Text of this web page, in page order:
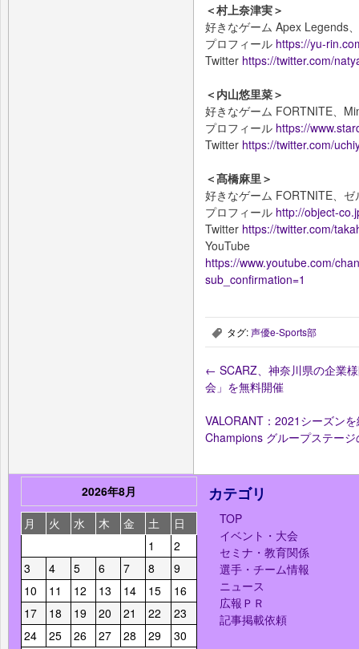
＜村上奈津実＞
好きなゲーム Apex Legends
プロフィール https://yu-
Twitter https://twitter.com/
＜内山悠里菜＞
好きなゲーム FORTNITE、
プロフィール https://
Twitter https://twitter.com/
＜髙橋麻里＞
好きなゲーム FORTNITE、
プロフィール http://object-
Twitter https://twitter.com/
YouTube
https://www.youtube.com/
sub_confirmation=1
, タグ:声優e-Sports部
← SCARZ、神奈川県の企業
会」を無料開催
VALORANT：2021シーズン
Champions グループステー
2026年8月
月
火 水 木 金 土
日
1
2
3
4 5 6 7 8
9
10
11 12 13 14 15
16
17
18 19 20 21 22
23
24
25 26 27 28 29
30
カテゴリ
TOP
イベント・大会
セミナ・教育関係
選手・チーム情報
ニュース
広報ＰＲ
記事掲載依頼